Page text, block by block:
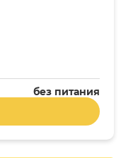
без питания